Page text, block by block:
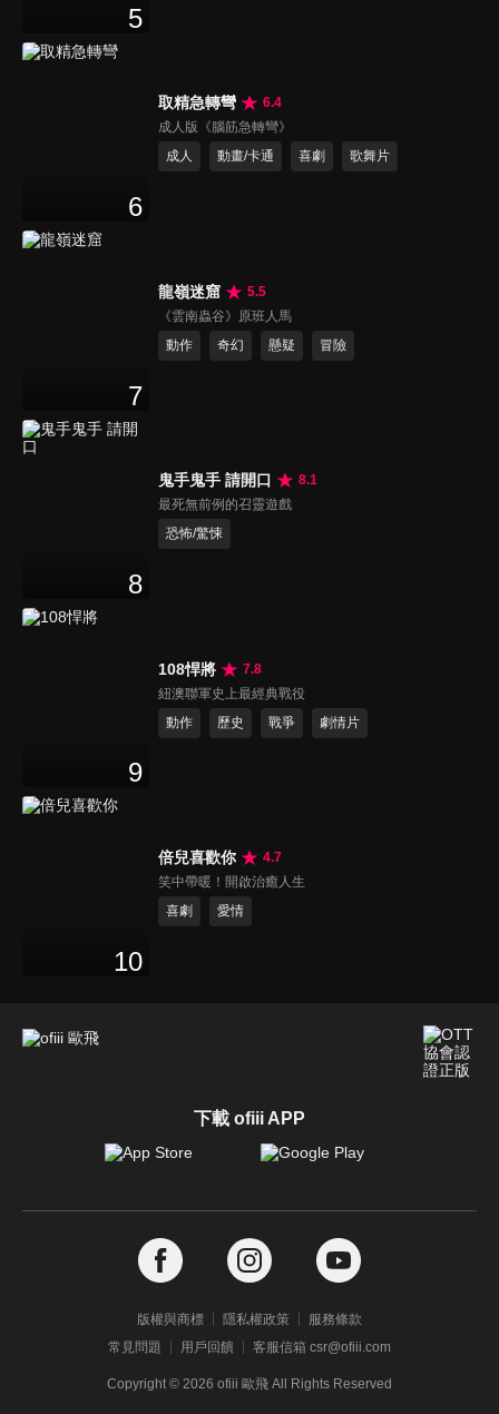
5
6
取精急轉彎
6.4
成人版《腦筋急轉彎》
成人
動畫/卡通 喜劇 歌舞片
7
龍嶺迷窟
5.5
《雲南蟲谷》原班人馬
動作
奇幻 懸疑 冒險
8
鬼手鬼手 請開口
8.1
最死無前例的召靈遊戲
恐怖/驚悚
9
108悍將
7.8
紐澳聯軍史上最經典戰役
動作
歷史 戰爭 劇情片
10
倍兒喜歡你
4.7
笑中帶暖！開啟治癒人生
喜劇
愛情
下載 ofiii APP
版權與商標 隱私權政策
服務條款
常見問題
用戶回饋 客服信箱 csr@ofiii.com
Copyright © 2026 ofiii 歐飛 All Rights Reserved